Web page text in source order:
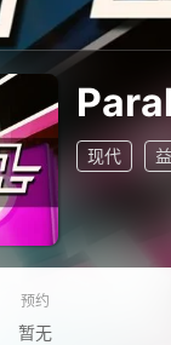
现代
预约
暂无